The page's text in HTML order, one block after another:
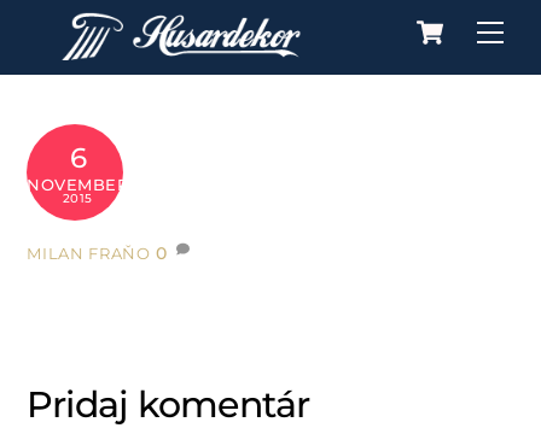
content
Cart
6
NOVEMBER
2015
MILAN FRAŇO 0
Pridaj komentár